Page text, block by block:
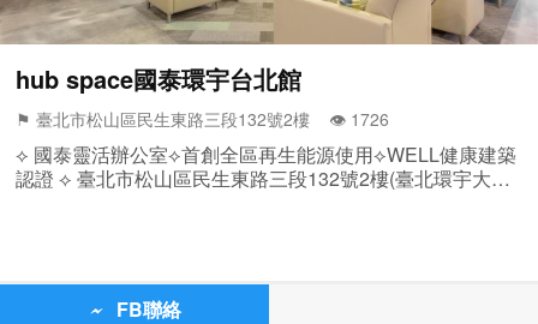
hub space國泰環宇台北館
⚑ 臺北市松山區民生東路三段132號2樓 👁️‍ 1726
⟡ 國泰靈活辦公室⟡首創全區再生能源使用⟡WELL健康建築
認證 ⟡ 臺北市松山區民生東路三段132號2樓(臺北環宇大樓)
FB聯絡